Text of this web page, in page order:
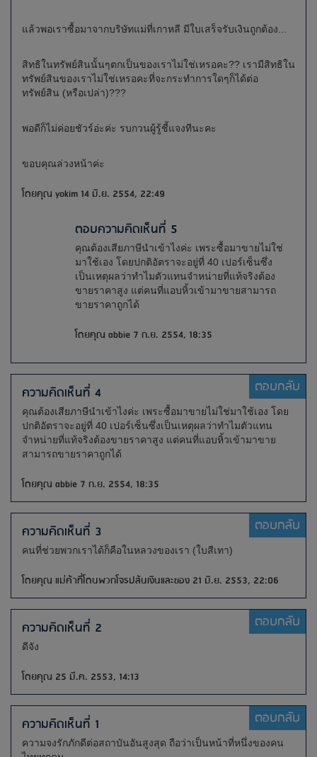
แล้วพอเราซื้อมาจากบริษัทแม่ที่เกาหลี มีใบเสร็จรับเงินถูกต้อง...
สิทธิในทรัพย์สินนั้นๆตกเป็นของเราไม่ใช่เหรอคะ?? เรามีสิทธิใน
ทรัพย์สินของเราไม่ใช่เหรอคะที่จะกระทำการใดๆก็ได้ต่อ
ทรัพย์สิน (หรือเปล่า)???
พอดีก็ไม่ค่อยชัวร์อ่ะค่ะ รบกวนผู้รู้ชี้แจงทีนะคะ
ขอบคุณล่วงหน้าค่ะ
โดยคุณ yokim 14 มิ.ย. 2554, 22:49
ตอบความคิดเห็นที่ 5
คุณต้องเสียภาษีนำเข้าไงค่ะ เพระซื้อมาขายไม่ใช่
มาใช้เอง โดยปกติอัตราจะอยู่ที่ 40 เปอร์เซ็นซึ่ง
เป็นเหตุผลว่าทำไมตัวแทนจำหน่ายที่แท้จริงต้อง
ขายราคาสูง แต่คนที่แอบหิ้วเข้ามาขายสามารถ
ขายราคาถูกได้
โดยคุณ abbie 7 ก.ย. 2554, 18:35
ความคิดเห็นที่ 4 ตอบกลับ
คุณต้องเสียภาษีนำเข้าไงค่ะ เพระซื้อมาขายไม่ใช่มาใช้เอง โดย
ปกติอัตราจะอยู่ที่ 40 เปอร์เซ็นซึ่งเป็นเหตุผลว่าทำไมตัวแทน
จำหน่ายที่แท้จริงต้องขายราคาสูง แต่คนที่แอบหิ้วเข้ามาขาย
สามารถขายราคาถูกได้
โดยคุณ abbie 7 ก.ย. 2554, 18:35
ความคิดเห็นที่ 3 ตอบกลับ
คนที่ช่วยพวกเราได้ก็คือในหลวงของเรา (ใบสีเทา)
โดยคุณ แม่ค้าที่โดนพวกโจรปล้นเงินและของ 21 มิ.ย. 2553, 22:06
ความคิดเห็นที่ 2 ตอบกลับ
ดีจัง
โดยคุณ 25 มี.ค. 2553, 14:13
ความคิดเห็นที่ 1 ตอบกลับ
ความจงรักภักดีต่อสถาบันอันสูงสุด ถือว่าเป็นหน้าที่หนึ่งของคน